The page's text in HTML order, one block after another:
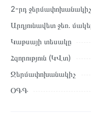
2-րդ
Արդյունավետ ջեռ.
Կաթսայի տեսակը
Հզորություն (ԿՎտ)
Ջերմափոխանակիչ
ՕԳԳ